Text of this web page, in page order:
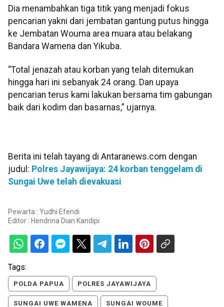
Dia menambahkan tiga titik yang menjadi fokus
pencarian yakni dari jembatan gantung putus hingga
ke Jembatan Wouma area muara atau belakang
Bandara Wamena dan Yikuba.
“Total jenazah atau korban yang telah ditemukan
hingga hari ini sebanyak 24 orang. Dan upaya
pencarian terus kami lakukan bersama tim gabungan
baik dari kodim dan basarnas,” ujarnya.
Berita ini telah tayang di Antaranews.com dengan
judul: Polres Jayawijaya: 24 korban tenggelam di
Sungai Uwe telah dievakuasi
Pewarta : Yudhi Efendi
Editor : Hendrina Dian Kandipi
Tags:
POLDA PAPUA POLRES JAYAWIJAYA
SUNGAI UWE WAMENA SUNGAI WOUME